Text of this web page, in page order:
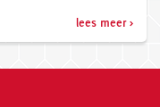
lees meer >